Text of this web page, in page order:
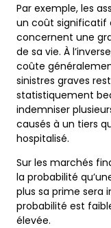
Par exemple, les
un coût significatif
concernent une
de sa vie. À
coûte
sinistres graves
statistiquement
indemniser
causés à un tiers
hospitalisé.
Sur les marchés
la probabilité
plus sa prime sera
probabilité est
élevée.